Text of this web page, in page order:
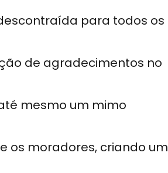
para todos os
de agradecimentos no
mesmo um mimo
os moradores, criando um